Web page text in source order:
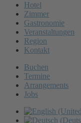
Hotel
Zimmer
Gastronomie
Veranstaltungen
Region
Kontakt
Buchen
Termine
Arrangements
Jobs